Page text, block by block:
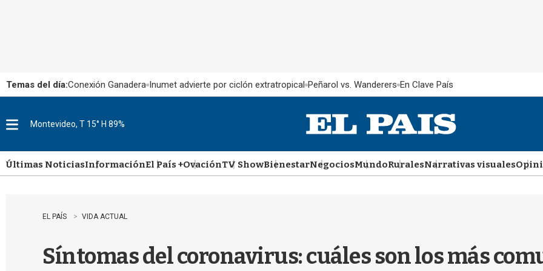
Temas del día:Conexión Ganadera Inumet advierte por ciclón extratropical Peñarol vs. Wanderers En Clave País
u
Montevideo, T 15° H 89%
Últimas NoticiasInformaciónEl País +OvaciónTV ShowBienestarNegociosMundoRuralesNarrativas visuales
EL PAÍS VIDA ACTUAL
Síntomas del coronavirus: cuáles son los más